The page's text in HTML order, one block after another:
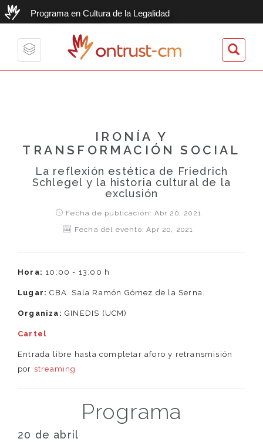
Programa en Cultura de la Legalidad
Toggle
ontrust-cm
IRONÍA Y
TRANSFORMACIÓN SOCIAL
La reflexión estética de Friedrich
Schlegel y la historia cultural de la
exclusión
Fecha de publicación: Abr 20, 2021
Fecha del evento: Apr 20, 2021
Hora: 10:00 - 13:00 h
Lugar: CBA. Sala Ramón Gómez de la Serna.
Organiza: GINEDIS (UCM)
Cartel
Entrada libre hasta completar aforo y retransmisión
por streaming
Programa
20 de abril